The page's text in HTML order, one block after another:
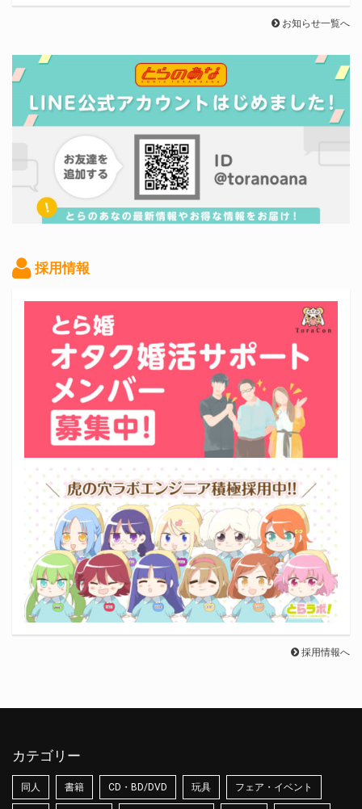
お知らせ一覧へ
採用情報
採用情報へ
カテゴリー
同人 書籍 CD・BD/DVD 玩具 フェア・イベント